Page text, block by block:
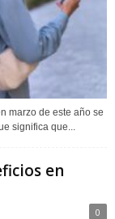
marzo de este año se
significa que...
en
0